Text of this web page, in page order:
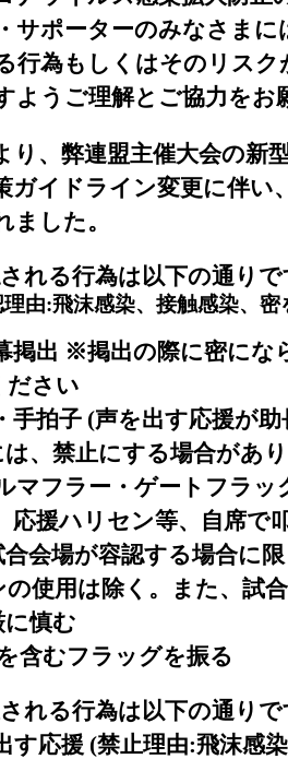
サポーターのみなさまに
行為もしくはそのリスク
ようご理解とご協力をお
り、弊連盟主催大会の新
ガイドライン変更に伴い
ました。
れる行為は以下の通りで
:飛沫感染、接触感染、密
掲出 ※掲出の際に密にな
ださい
手拍子 (声を出す応援が
は、禁止にする場合があ
マフラー・ゲートフラ
応援ハリセン等、自席で
合会場が容認する場合に
の使用は除く。また、試
慎む
含むフラッグを振る
れる行為は以下の通りで
す応援 (禁止理由:飛沫感